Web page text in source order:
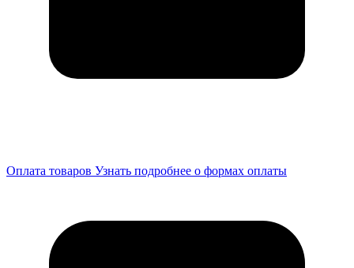
Оплата товаров Узнать подробнее о формах оплаты